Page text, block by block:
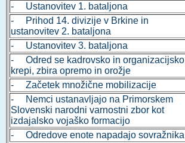
- Ustanovitev 1. bataljona
- Prihod 14. divizije v Brkine in
ustanovitev 2. bataljona
- Ustanovitev 3. bataljona
- Odred se kadrovsko in organizacijsko
krepi, zbira opremo in orožje
- Začetek množične mobilizacije
- Nemci ustanavljajo na Primorskem
Slovenski narodni varnostni zbor kot
izdajalsko vojaško formacijo
- Odredove enote napadajo sovražnika